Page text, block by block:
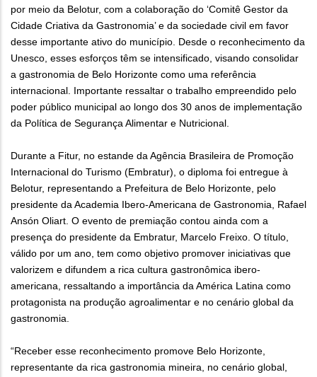
por meio da Belotur, com a colaboração do ‘Comitê Gestor da
Cidade Criativa da Gastronomia’ e da sociedade civil em favor
desse importante ativo do município. Desde o reconhecimento da
Unesco, esses esforços têm se intensificado, visando consolidar
a gastronomia de Belo Horizonte como uma referência
internacional. Importante ressaltar o trabalho empreendido pelo
poder público municipal ao longo dos 30 anos de implementação
da Política de Segurança Alimentar e Nutricional.
Durante a Fitur, no estande da Agência Brasileira de Promoção
Internacional do Turismo (Embratur), o diploma foi entregue à
Belotur, representando a Prefeitura de Belo Horizonte, pelo
presidente da Academia Ibero-Americana de Gastronomia, Rafael
Ansón Oliart. O evento de premiação contou ainda com a
presença do presidente da Embratur, Marcelo Freixo. O título,
válido por um ano, tem como objetivo promover iniciativas que
valorizem e difundem a rica cultura gastronômica ibero-
americana, ressaltando a importância da América Latina como
protagonista na produção agroalimentar e no cenário global da
gastronomia.
“Receber esse reconhecimento promove Belo Horizonte,
representante da rica gastronomia mineira, no cenário global,